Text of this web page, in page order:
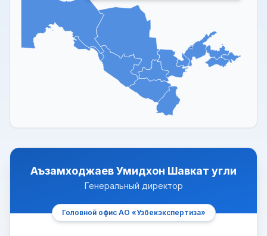
Аъзамходжаев Умидхон Шавкат угли
Генеральный директор
Головной офис АО «Узбекэкспертиза»